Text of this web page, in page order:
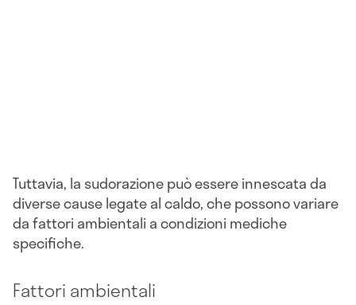
Tuttavia, la sudorazione può essere innescata da
diverse cause legate al caldo, che possono variare
da fattori ambientali a condizioni mediche
specifiche.
Fattori ambientali